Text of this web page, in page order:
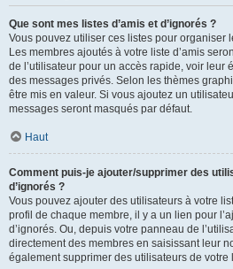
Que sont mes listes d’amis et d’ignorés ?
Vous pouvez utiliser ces listes pour organiser
Les membres ajoutés à votre liste d’amis
de l’utilisateur pour un accès rapide, voir leur
des messages privés. Selon les thèmes
être mis en valeur. Si vous ajoutez un
messages seront masqués par défaut.
Haut
Comment puis-je ajouter/supprimer des
d’ignorés ?
Vous pouvez ajouter des utilisateurs à votre
profil de chaque membre, il y a un lien pour
d’ignorés. Ou, depuis votre panneau de
directement des membres en saisissant leur
également supprimer des utilisateurs de